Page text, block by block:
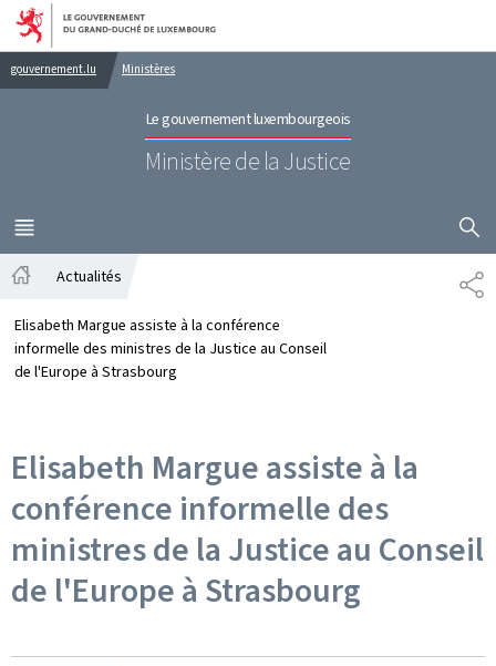
Aller au menu principal
Aller au contenu
gouvernement.lu Ministères
Le gouvernement luxembourgeois
Ministère de la Justice
MENU
PRINCIPAL
Actualités
Elisabeth Margue assiste à la conférence
informelle des ministres de la Justice au Conseil
de l'Europe à Strasbourg
Elisabeth Margue assiste à la
conférence informelle des
ministres de la Justice au Conseil
de l'Europe à Strasbourg